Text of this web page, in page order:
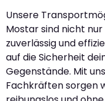
Unsere
Mostar sind nicht
zuverlässig und
auf die Sicherheit
Gegenstände. Mit
Fachkräften sorgen